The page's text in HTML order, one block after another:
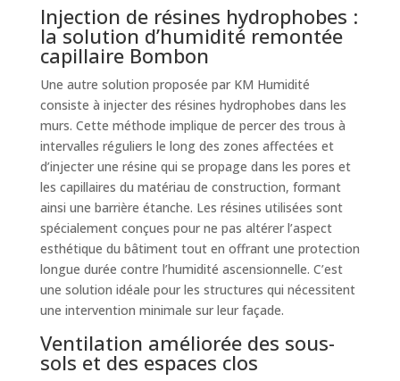
Injection de résines hydrophobes :
la solution d’humidité remontée
capillaire Bombon
Une autre solution proposée par KM Humidité
consiste à injecter des résines hydrophobes dans les
murs. Cette méthode implique de percer des trous à
intervalles réguliers le long des zones affectées et
d’injecter une résine qui se propage dans les pores et
les capillaires du matériau de construction, formant
ainsi une barrière étanche. Les résines utilisées sont
spécialement conçues pour ne pas altérer l’aspect
esthétique du bâtiment tout en offrant une protection
longue durée contre l’humidité ascensionnelle. C’est
une solution idéale pour les structures qui nécessitent
une intervention minimale sur leur façade.
Ventilation améliorée des sous-
sols et des espaces clos